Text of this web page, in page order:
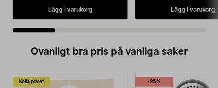
Lägg i varukorg Lägg i varukorg
Ovanligt bra pris på vanliga saker
Kolla priset -25%